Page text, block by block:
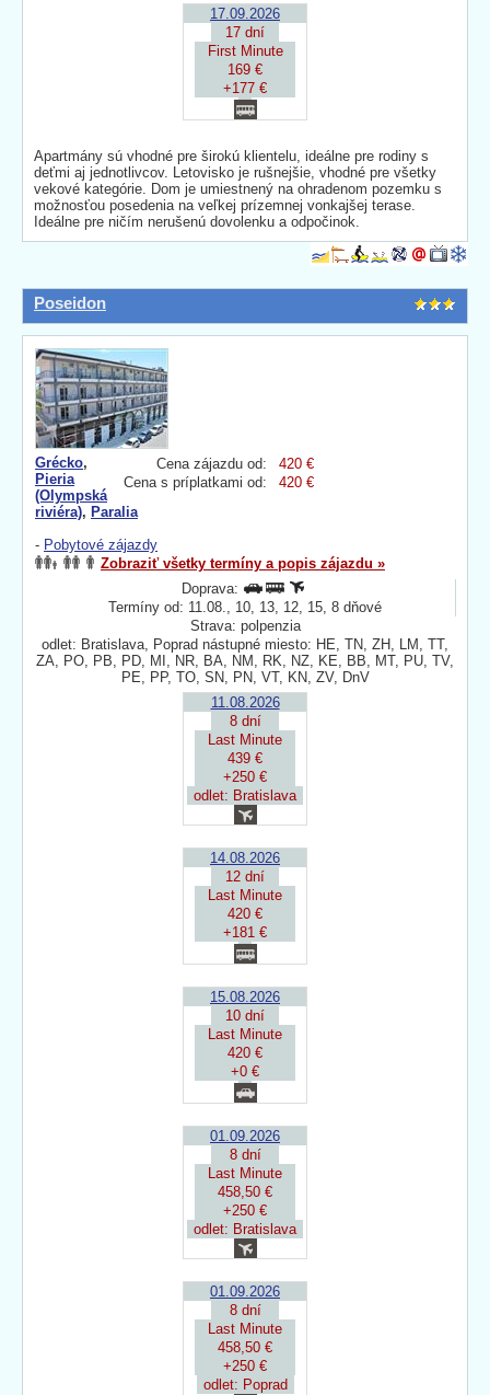
17.09.2026
17 dní
First Minute
169 €
+177 €
Apartmány sú vhodné pre širokú klientelu, ideálne pre rodiny s
deťmi aj jednotlivcov. Letovisko je rušnejšie, vhodné pre všetky
vekové kategórie. Dom je umiestnený na ohradenom pozemku s
možnosťou posedenia na veľkej prízemnej vonkajšej terase.
Ideálne pre ničím nerušenú dovolenku a odpočinok.
Poseidon
Cena zájazdu od:
420 €
Cena s príplatkami od:
420 €
Grécko,
Pieria
(Olympská
riviéra), Paralia
- Pobytové zájazdy
Zobraziť všetky termíny a popis zájazdu »
Doprava:
Termíny od: 11.08., 10, 13, 12, 15, 8 dňové
Strava: polpenzia
odlet: Bratislava, Poprad nástupné miesto: HE, TN, ZH, LM, TT,
ZA, PO, PB, PD, MI, NR, BA, NM, RK, NZ, KE, BB, MT, PU, TV,
PE, PP, TO, SN, PN, VT, KN, ZV, DnV
11.08.2026
8 dní
Last Minute
439 €
+250 €
odlet: Bratislava
14.08.2026
12 dní
Last Minute
420 €
+181 €
15.08.2026
10 dní
Last Minute
420 €
+0 €
01.09.2026
8 dní
Last Minute
458,50 €
+250 €
odlet: Bratislava
01.09.2026
8 dní
Last Minute
458,50 €
+250 €
odlet: Poprad